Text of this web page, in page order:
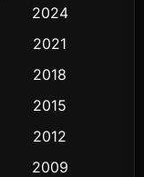
379
2024
2021
2018
2015
2012
2009